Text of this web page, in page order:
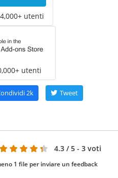
utenti
utenti
2k Tweet
4.3 / 5 - 3 voti
1 file per inviare un feedback